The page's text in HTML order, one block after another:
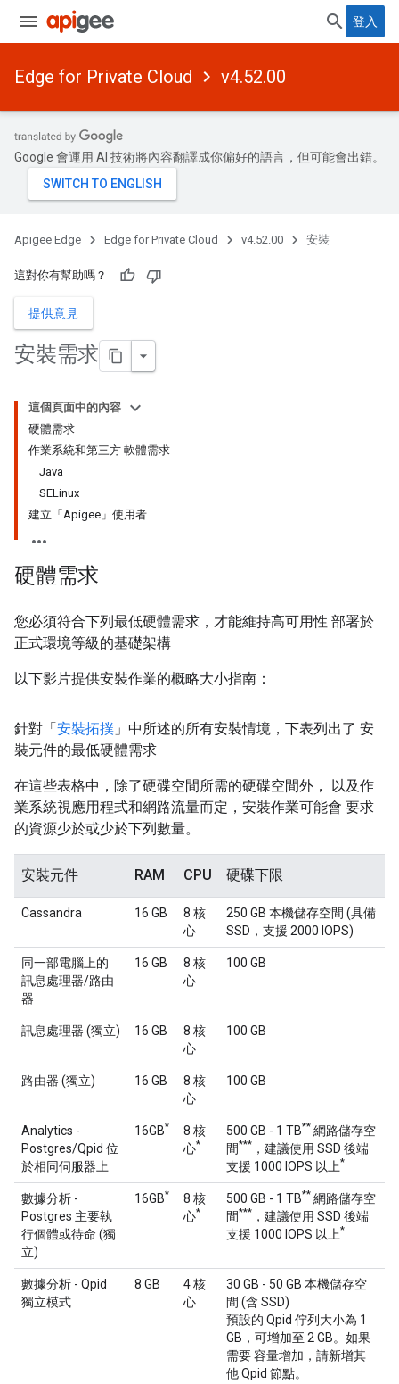
登入
Edge for Private Cloud v4.52.00
Google 會運用 AI 技術將內容翻譯成你偏好的語言，但可能會出錯。
Apigee Edge Edge for Private Cloud v4.52.00 安裝
這對你有幫助嗎？
提供意見
安裝需求
這個頁面中的內容
硬體需求
作業系統和第三方 軟體需求
Java
SELinux
建立「Apigee」使用者
硬體需求
您必須符合下列最低硬體需求，才能維持高可用性 部署於
正式環境等級的基礎架構
以下影片提供安裝作業的概略大小指南：
針對「安裝拓撲 」中所述的所有安裝情境，下表列出了 安
裝元件的最低硬體需求
在這些表格中，除了硬碟空間所需的硬碟空間外， 以及作
業系統視應用程式和網路流量而定，安裝作業可能會 要求
的資源少於或少於下列數量。
安裝元件 RAM CPU 硬碟下限
Cassandra 16 GB
8 核
心
250 GB 本機儲存空間 (具備
SSD，支援 2000 IOPS)
同一部電腦上的
訊息處理器/路由
器
16 GB
8 核
心
100 GB
訊息處理器 (獨立) 16 GB
8 核
心
100 GB
路由器 (獨立) 16 GB
8 核
心
100 GB
Analytics -
Postgres/Qpid 位
於相同伺服器上
16GB*
8 核
心*
500 GB - 1 TB** 網路儲存空
間*** ，建議使用 SSD 後端
支援 1000 IOPS 以上*
數據分析 -
Postgres 主要執
行個體或待命 (獨
立)
16GB*
8 核
心*
500 GB - 1 TB** 網路儲存空
間*** ，建議使用 SSD 後端
支援 1000 IOPS 以上*
數據分析 - Qpid
獨立模式
8 GB
4 核
心
30 GB - 50 GB 本機儲存空
間 (含 SSD)
預設的 Qpid 佇列大小為 1
GB，可增加至 2 GB。如果
需要 容量增加，請新增其
他 Qpid 節點。